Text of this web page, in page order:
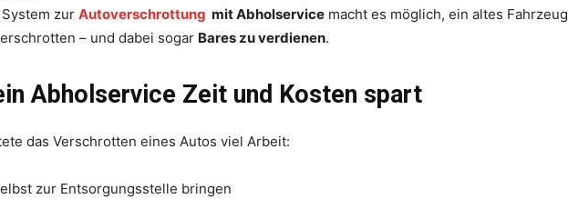
zur Autoverschrottung mit Abholservice macht es möglich, ein altes Fahrzeug
– und dabei sogar Bares zu verdienen.
Abholservice Zeit und Kosten spart
das Verschrotten eines Autos viel Arbeit:
zur Entsorgungsstelle bringen